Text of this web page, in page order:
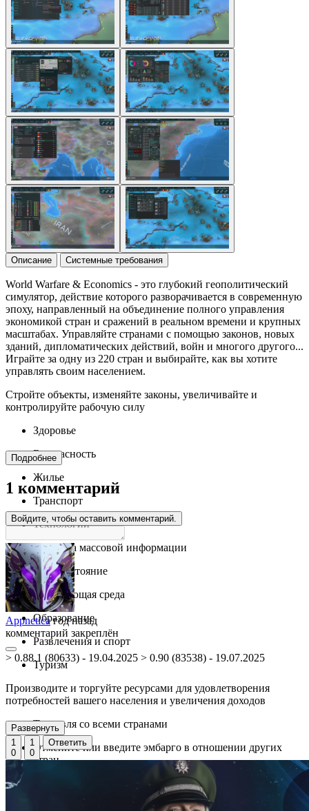
Описание Системные требования
World Warfare & Economics - это глубокий геополитический
симулятор, действие которого разворачивается в современную
эпоху, направленный на объединение полного управления
экономикой стран и сражений в реальном времени и крупных
масштабах. Управляйте странами с помощью законов, новых
зданий, дипломатических действий, войн и многого другого...
Играйте за одну из 220 стран и выбирайте, как вы хотите
управлять своим населением.
Стройте объекты, изменяйте законы, увеличивайте и
контролируйте рабочую силу
Здоровье
Безопасность
Жилье
Транспорт
Технологии
Средства массовой информации
Благосостояние
Окружающая среда
Образование
Развлечения и спорт
Туризм
Производите и торгуйте ресурсами для удовлетворения
потребностей вашего населения и увеличения доходов
Торговля со всеми странами
Отмените или введите эмбарго в отношении других
стран
Контролируйте каждый ресурс, налоговые ставки и
Подробнее
1 комментарий
Войдите, чтобы оставить комментарий.
Appnetica год назад
комментарий закреплён
> 0.88.1 (80633) - 19.04.2025 > 0.90 (83538) - 19.07.2025
Развернуть
1
0
1
0
Ответить